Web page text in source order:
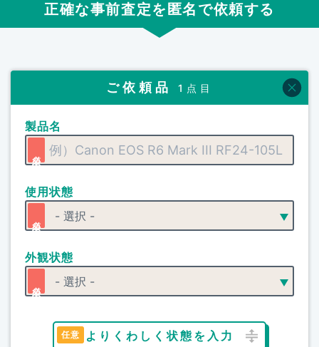
正確な事前査定を匿名で依頼する
ご依頼品 1点目
製品名
使用状態
外観状態
よりくわしく状態を入力